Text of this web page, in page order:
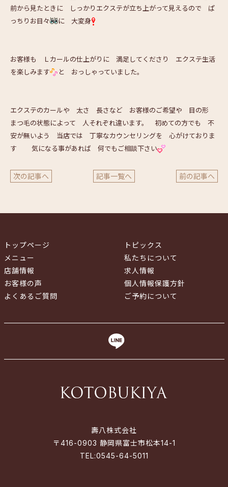
前から見たときに しっかりエクステが立ち上がって見えるので ぱ
っちりお目々
に 大変身
お客様も Ｌカールの仕上がりに 満足してくださり エクステ生活
を楽しみます
と おっしゃっていました。
エクステのカールや 太さ 長さなど お客様のご希望や 目の形
まつ毛の状態によって 人それぞれ違います。 初めての方でも 不
安が無いよう 当店では 丁寧なカウンセリングを 心がけておりま
す
気になる事があれば 何でもご相談下さい
次の記事へ 記事一覧へ 前の記事へ
トップページ
メニュー
店舗情報
お客様の声
よくあるご質問
トピックス
私たちについて
求人情報
個人情報保護方針
ご予約について
壽八株式会社
〒416-0903 静岡県富士市松本14-1
TEL:0545-64-5011